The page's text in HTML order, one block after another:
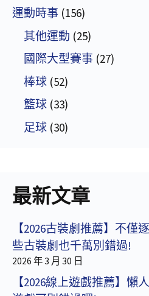
運動時事 (156)
其他運動 (25)
國際大型賽事 (27)
棒球 (52)
籃球 (33)
足球 (30)
最新文章
【2026古裝劇推薦】不僅
些古裝劇也千萬別錯過!
2026 年 3 月 30 日
【2026線上遊戲推薦】懶